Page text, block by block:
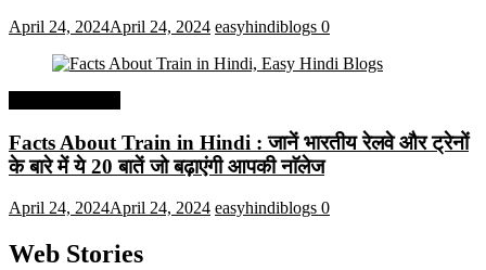
April 24, 2024April 24, 2024 easyhindiblogs 0
Facts About Train in Hindi : जानें भारतीय रेलवे और ट्रेनों
के बारे में ये 20 बातें जो बढ़ाएंगी आपकी नाॅलेज
April 24, 2024April 24, 2024 easyhindiblogs 0
Web Stories